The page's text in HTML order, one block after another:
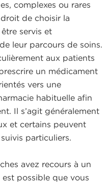
complexes ou rares
de choisir la
servis et
leur parcours de soins.
aux patients
un médicament
vers une
habituelle afin
Il s’agit généralement
et certains peuvent
particuliers.
avez recours à un
possible que vous